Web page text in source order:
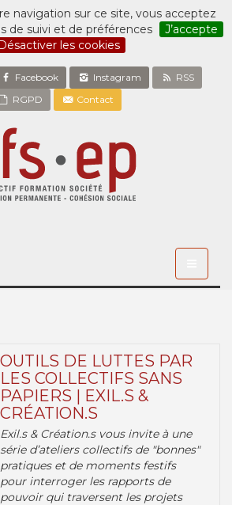
navigation sur ce site, vous acceptez
de suivi et de préférences
J’accepte
les cookies
Facebook Instagram
RSS
RGPD
Contact
OUTILS DE LUTTES PAR
LES COLLECTIFS SANS
PAPIERS | EXIL.S &
CRÉATION.S
Exil.s & Création.s vous invite à une
série d’ateliers collectifs de "bonnes"
pratiques et de moments festifs
pour interroger les rapports de
pouvoir qui traversent les projets